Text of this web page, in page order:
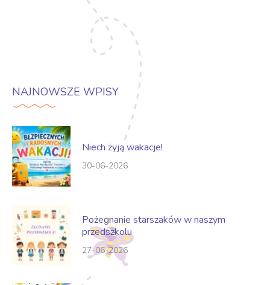
NAJNOWSZE WPISY
Niech żyją wakacje!
30-06-2026
Pożegnanie starszaków w naszym
przedszkolu
27-06-2026